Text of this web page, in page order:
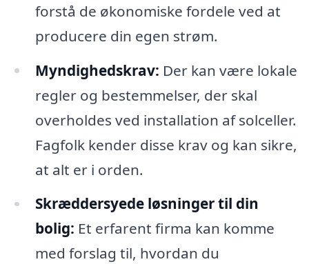
forstå de økonomiske fordele ved at
producere din egen strøm.
Myndighedskrav: Der kan være lokale
regler og bestemmelser, der skal
overholdes ved installation af solceller.
Fagfolk kender disse krav og kan sikre,
at alt er i orden.
Skræddersyede løsninger til din
bolig: Et erfarent firma kan komme
med forslag til, hvordan du